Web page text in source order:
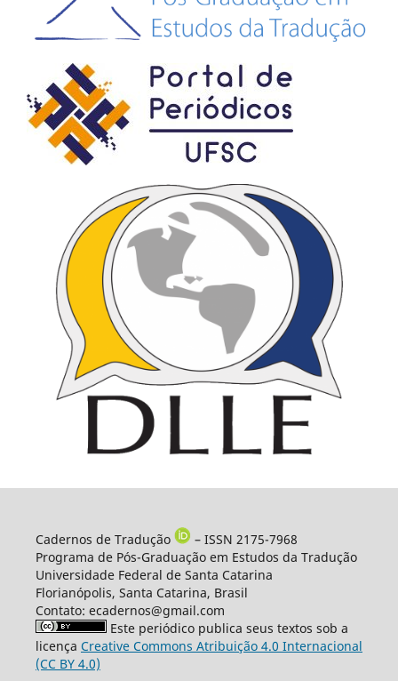
Cadernos de Tradução
– ISSN 2175-7968
Programa de Pós-Graduação em Estudos da Tradução
Universidade Federal de Santa Catarina
Florianópolis, Santa Catarina, Brasil
Contato: ecadernos@gmail.com
Este periódico publica seus textos sob a
licença Creative Commons Atribuição 4.0 Internacional
(CC BY 4.0)